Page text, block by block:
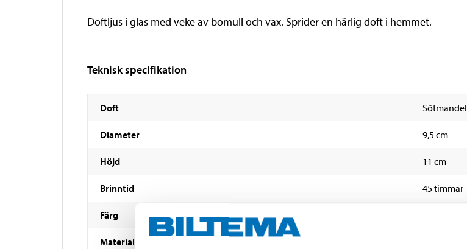
Doftljus i glas med veke av bomull och vax. Sprider en härlig doft i hemmet.
Teknisk specifikation
Doft Sötmandel
Diameter 9,5 cm
Höjd 11 cm
Brinntid 45 timmar
Färg
Material